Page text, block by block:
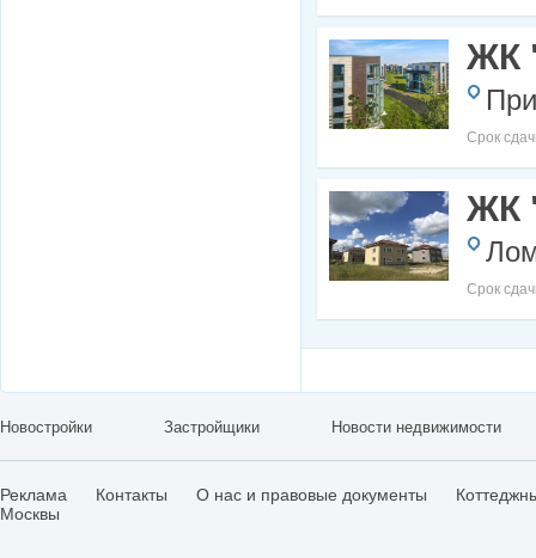
ЖК
Срок
ЖК
Срок
Новостройки Застройщики Новости недвижимости
Реклама Контакты О нас и правовые документы
Москвы